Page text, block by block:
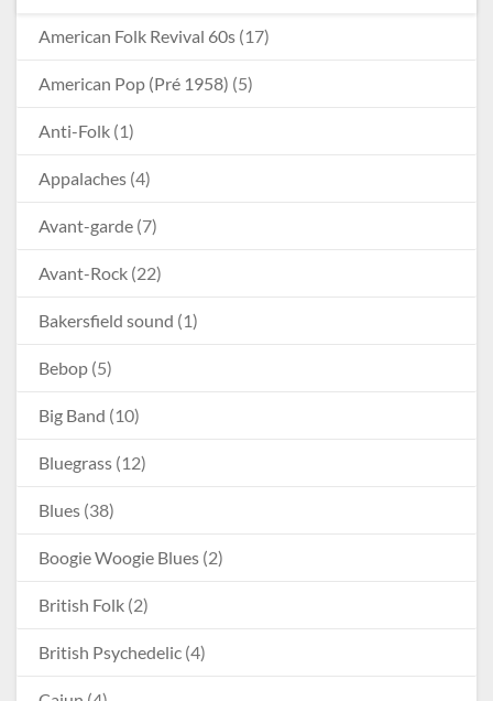
American Folk Revival 60s (17)
American Pop (Pré 1958) (5)
Anti-Folk (1)
Appalaches (4)
Avant-garde (7)
Avant-Rock (22)
Bakersfield sound (1)
Bebop (5)
Big Band (10)
Bluegrass (12)
Blues (38)
Boogie Woogie Blues (2)
British Folk (2)
British Psychedelic (4)